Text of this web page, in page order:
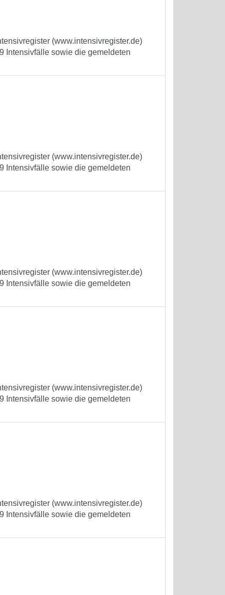
(www.intensivregister.de)
Intensivfälle sowie die gemeldeten
(www.intensivregister.de)
Intensivfälle sowie die gemeldeten
(www.intensivregister.de)
Intensivfälle sowie die gemeldeten
(www.intensivregister.de)
Intensivfälle sowie die gemeldeten
(www.intensivregister.de)
Intensivfälle sowie die gemeldeten